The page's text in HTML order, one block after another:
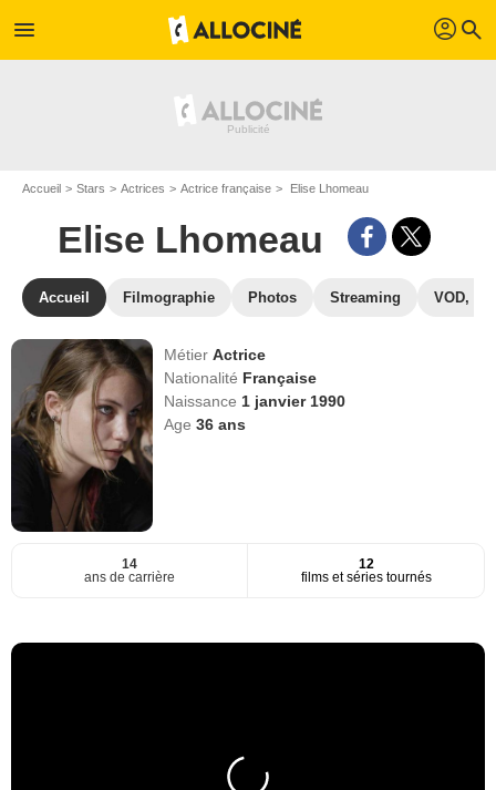
menu profil search
Accueil Stars Actrices Actrice française Elise Lhomeau
Elise Lhomeau
Accueil Filmographie Photos Streaming VOD,
MétierActrice
Nationalité Française
Naissance 1 janvier 1990
Age36 ans
14
ans de carrière
12
films et séries tournés